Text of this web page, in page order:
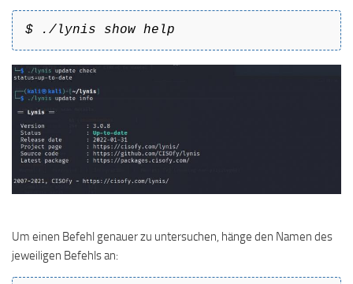
$ ./lynis show help
Um einen Befehl genauer zu untersuchen, hänge den Namen des
jeweiligen Befehls an: